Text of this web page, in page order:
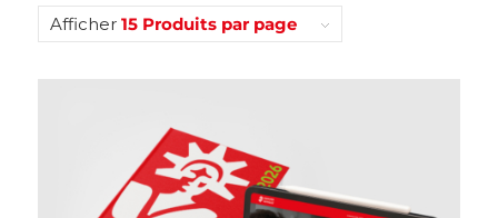
Afficher 15 Produits par page